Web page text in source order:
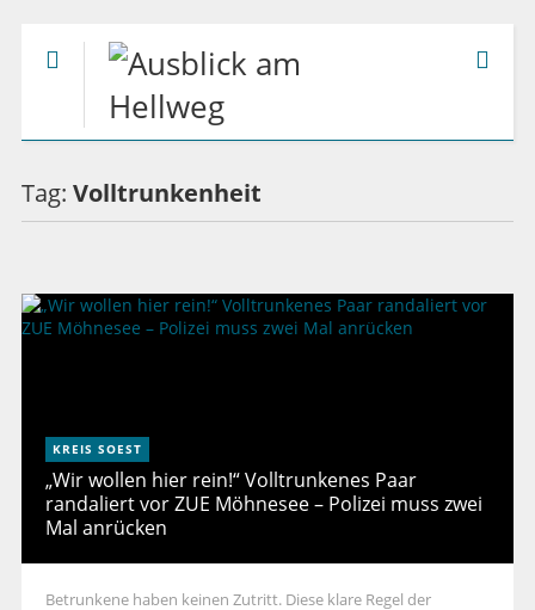
Tag: Volltrunkenheit
KREIS SOEST
„Wir wollen hier rein!“ Volltrunkenes Paar
randaliert vor ZUE Möhnesee – Polizei muss zwei
Mal anrücken
Betrunkene haben keinen Zutritt. Diese klare Regel der